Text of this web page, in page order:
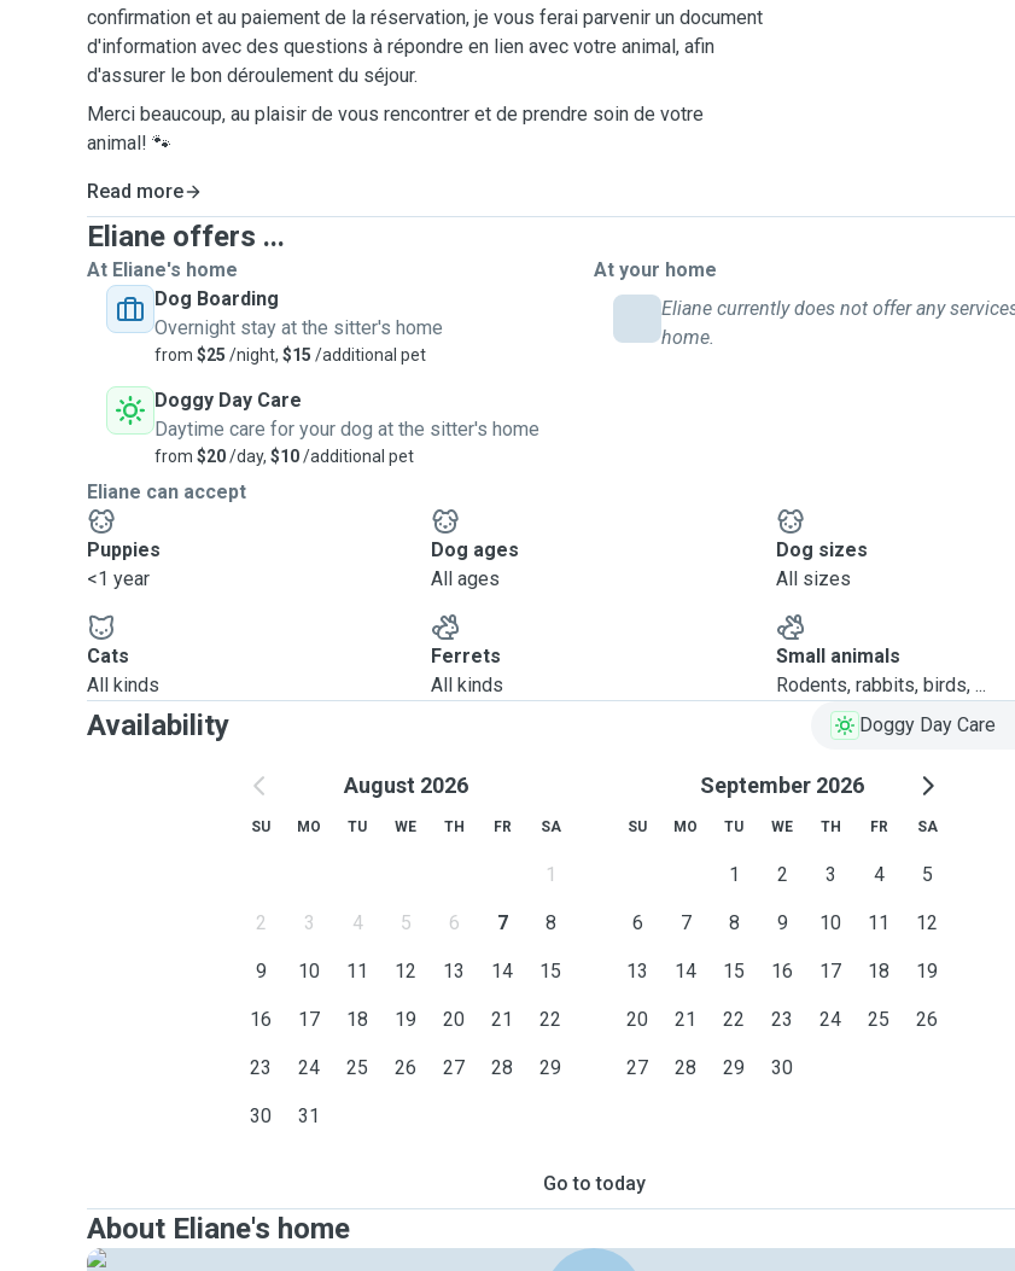
confirmation et au paiement de la réservation, je vous ferai parvenir un document
d'information avec des questions à répondre en lien avec votre animal, afin
d'assurer le bon déroulement du séjour.
Merci beaucoup, au plaisir de vous rencontrer et de prendre soin de votre
animal! 🐾
Read more
Eliane offers ...
At Eliane's home
Dog Boarding
Overnight stay at the sitter's home
from $25 /night, $15 /additional pet
Doggy Day Care
Daytime care for your dog at the sitter's home
from $20/day, $10/additional pet
At your home
Eliane currently does not offer any
home.
Eliane can accept
Puppies
<1 year
Dog ages
All ages
Dog sizes
All sizes
Cats
All kinds
Ferrets
All kinds
Small animals
Rodents, rabbits, birds, ...
Availability Doggy Day Care
August 2026
SU MO TU WE TH FR SA
1
2 3 4 5 6 7 8
9 10 11 12 13 14 15
16 17 18 19 20 21 22
23 24 25 26 27 28 29
30 31
September 2026
SU MO TU WE TH FR SA
1 2 3 4 5
6 7 8 9 10 11 12
13 14 15 16 17 18 19
20 21 22 23 24 25 26
27 28 29 30
Go to today
About Eliane's home